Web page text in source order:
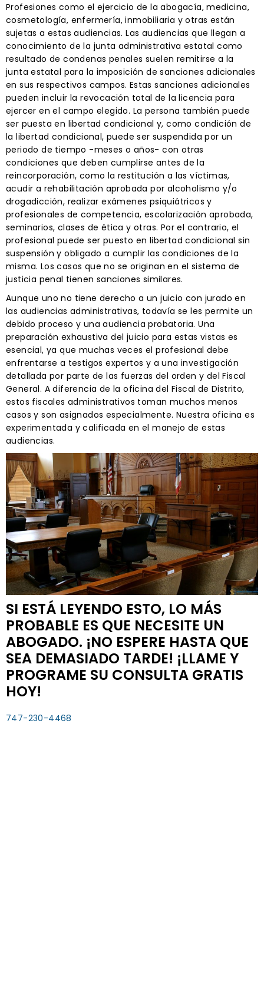
Profesiones como el ejercicio de la abogacía, medicina,
cosmetología, enfermería, inmobiliaria y otras están
sujetas a estas audiencias. Las audiencias que llegan a
conocimiento de la junta administrativa estatal como
resultado de condenas penales suelen remitirse a la
junta estatal para la imposición de sanciones adicionales
en sus respectivos campos. Estas sanciones adicionales
pueden incluir la revocación total de la licencia para
ejercer en el campo elegido. La persona también puede
ser puesta en libertad condicional y, como condición de
la libertad condicional, puede ser suspendida por un
periodo de tiempo -meses o años- con otras
condiciones que deben cumplirse antes de la
reincorporación, como la restitución a las víctimas,
acudir a rehabilitación aprobada por alcoholismo y/o
drogadicción, realizar exámenes psiquiátricos y
profesionales de competencia, escolarización aprobada,
seminarios, clases de ética y otras. Por el contrario, el
profesional puede ser puesto en libertad condicional sin
suspensión y obligado a cumplir las condiciones de la
misma. Los casos que no se originan en el sistema de
justicia penal tienen sanciones similares.
Aunque uno no tiene derecho a un juicio con jurado en
las audiencias administrativas, todavía se les permite un
debido proceso y una audiencia probatoria. Una
preparación exhaustiva del juicio para estas vistas es
esencial, ya que muchas veces el profesional debe
enfrentarse a testigos expertos y a una investigación
detallada por parte de las fuerzas del orden y del Fiscal
General. A diferencia de la oficina del Fiscal de Distrito,
estos fiscales administrativos toman muchos menos
casos y son asignados especialmente. Nuestra oficina es
experimentada y calificada en el manejo de estas
audiencias.
SI ESTÁ LEYENDO ESTO, LO MÁS
PROBABLE ES QUE NECESITE UN
ABOGADO. ¡NO ESPERE HASTA QUE
SEA DEMASIADO TARDE! ¡LLAME Y
PROGRAME SU CONSULTA GRATIS
HOY!
747-230-4468